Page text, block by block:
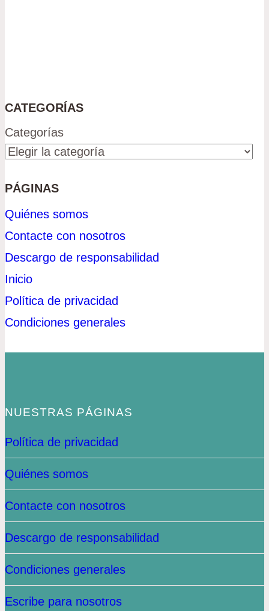
CATEGORÍAS
Categorías
PÁGINAS
Quiénes somos
Contacte con nosotros
Descargo de responsabilidad
Inicio
Política de privacidad
Condiciones generales
NUESTRAS PÁGINAS
Política de privacidad
Quiénes somos
Contacte con nosotros
Descargo de responsabilidad
Condiciones generales
Escribe para nosotros